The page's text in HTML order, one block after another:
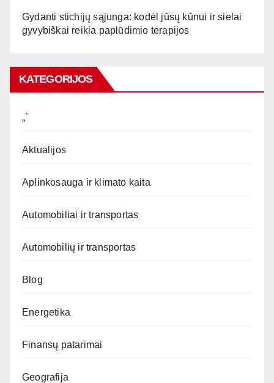
Gydanti stichijų sąjunga: kodėl jūsų kūnui ir sielai
gyvybiškai reikia paplūdimio terapijos
KATEGORIJOS
„`
Aktualijos
Aplinkosauga ir klimato kaita
Automobiliai ir transportas
Automobilių ir transportas
Blog
Energetika
Finansų patarimai
Geografija